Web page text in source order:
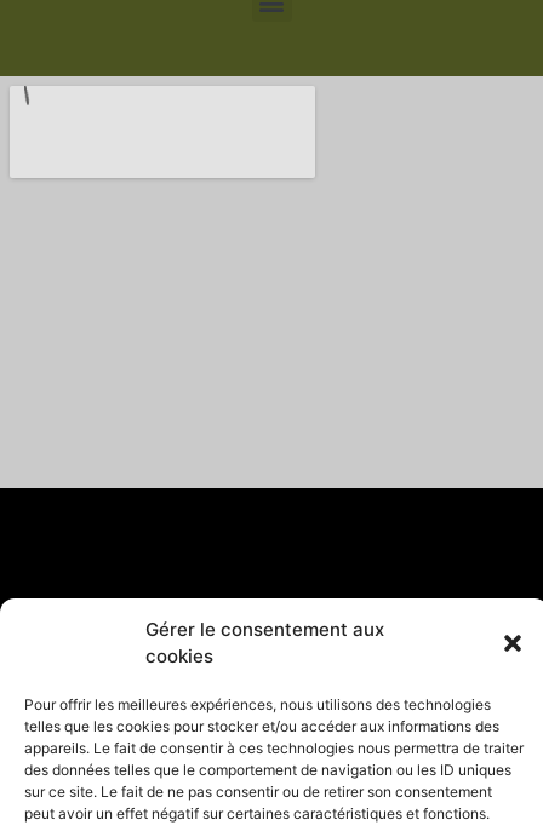
Gérer le consentement aux
cookies
Pour offrir les meilleures expériences, nous utilisons des technologies
telles que les cookies pour stocker et/ou accéder aux informations des
appareils. Le fait de consentir à ces technologies nous permettra de traiter
des données telles que le comportement de navigation ou les ID uniques
sur ce site. Le fait de ne pas consentir ou de retirer son consentement
peut avoir un effet négatif sur certaines caractéristiques et fonctions.